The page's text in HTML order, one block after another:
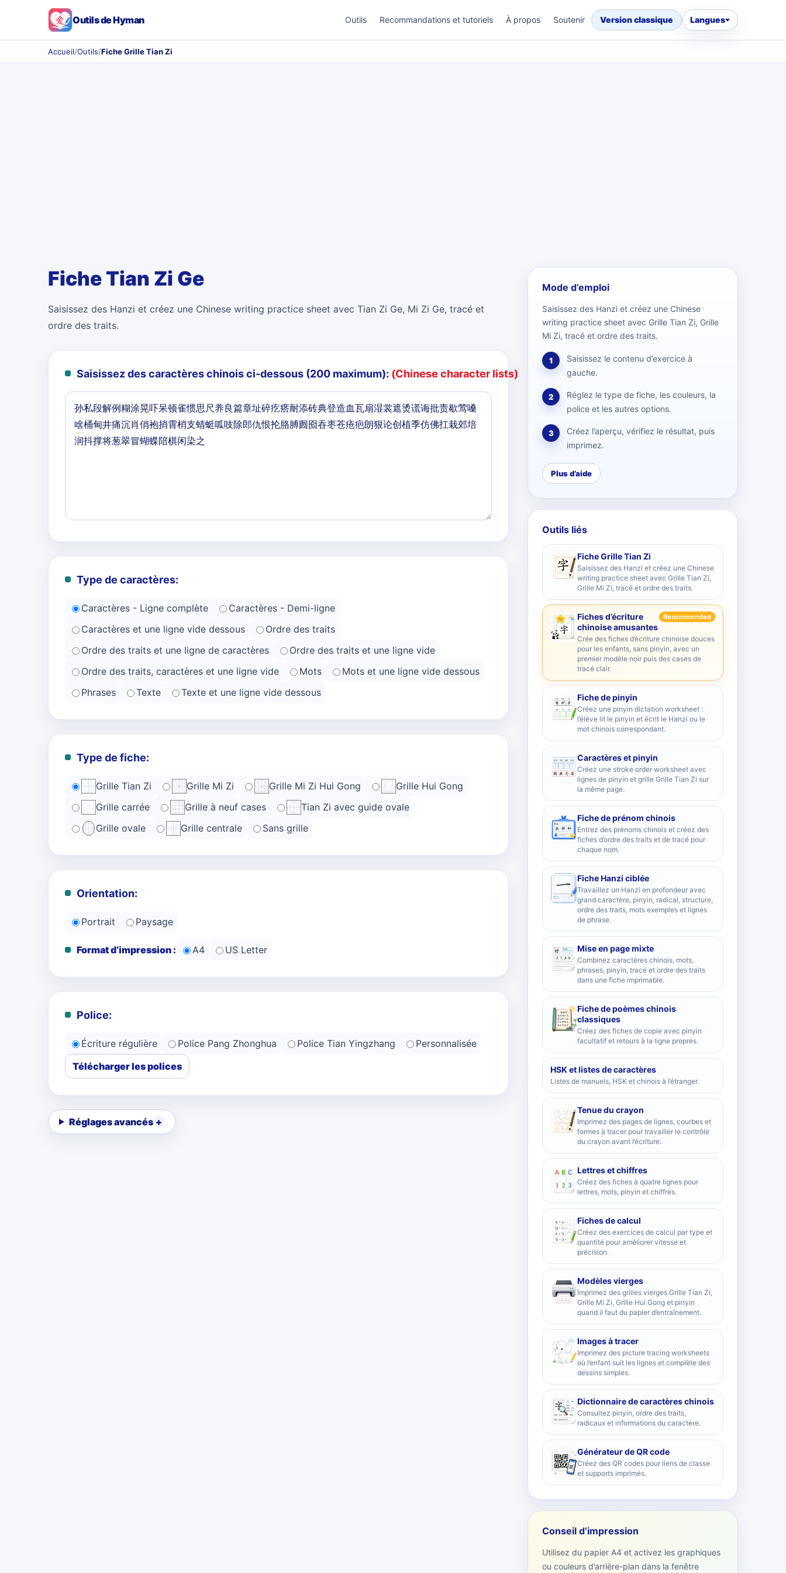
Outils de Hyman Outils Recommandations et tutoriels À propos Soutenir Version classique Langues
Accueil/Outils/Fiche Grille Tian Zi
Fiche Tian Zi Ge
Saisissez des Hanzi et créez une Chinese writing practice sheet avec Tian Zi Ge, Mi Zi Ge, tracé et
ordre des traits.
Saisissez des caractères chinois ci-dessous (200 maximum): (Chinese character lists)
Type de caractères:
Caractères - Ligne complète
Caractères - Demi-ligne
Caractères et une ligne vide dessous
Ordre des traits
Ordre des traits et une ligne de caractères
Ordre des traits et une ligne vide
Ordre des traits, caractères et une ligne vide
Mots
Mots et une ligne vide dessous
Phrases
Texte Texte et une ligne vide dessous
Type de fiche:
Grille Tian Zi Grille Mi Zi Grille Mi Zi Hui Gong
Grille Hui Gong
Grille carrée
Grille à neuf cases
Tian Zi avec guide ovale
Grille ovale
Grille centrale Sans grille
Orientation:
Portrait Paysage
Format d’impression : A4 US Letter
Police:
Écriture régulière Police Pang Zhonghua Police Tian Yingzhang
Personnalisée
Télécharger les polices
Réglages avancés
Mode d’emploi
Saisissez des Hanzi et créez une Chinese
writing practice sheet avec Grille Tian Zi, Grille
Mi Zi, tracé et ordre des traits.
1
Saisissez le contenu d’exercice à
gauche.
2
Réglez le type de fiche, les couleurs, la
police et les autres options.
3
Créez l’aperçu, vérifiez le résultat, puis
imprimez.
Plus d’aide
Outils liés
Fiche Grille Tian Zi
Saisissez des Hanzi et créez une Chinese
writing practice sheet avec Grille Tian Zi,
Grille Mi Zi, tracé et ordre des traits.
Fiches d’écriture
chinoise amusantes
Recommended
Crée des fiches d’écriture chinoise douces
pour les enfants, sans pinyin, avec un
premier modèle noir puis des cases de
tracé clair.
Fiche de pinyin
Créez une pinyin dictation worksheet :
l’élève lit le pinyin et écrit le Hanzi ou le
mot chinois correspondant.
Caractères et pinyin
Créez une stroke order worksheet avec
lignes de pinyin et grille Grille Tian Zi sur
la même page.
Fiche de prénom chinois
Entrez des prénoms chinois et créez des
fiches d’ordre des traits et de tracé pour
chaque nom.
Fiche Hanzi ciblée
Travaillez un Hanzi en profondeur avec
grand caractère, pinyin, radical, structure,
ordre des traits, mots exemples et lignes
de phrase.
Mise en page mixte
Combinez caractères chinois, mots,
phrases, pinyin, tracé et ordre des traits
dans une fiche imprimable.
Fiche de poèmes chinois
classiques
Créez des fiches de copie avec pinyin
facultatif et retours à la ligne propres.
HSK et listes de caractères
Listes de manuels, HSK et chinois à l’étranger.
Tenue du crayon
Imprimez des pages de lignes, courbes et
formes à tracer pour travailler le contrôle
du crayon avant l’écriture.
Lettres et chiffres
Créez des fiches à quatre lignes pour
lettres, mots, pinyin et chiffres.
Fiches de calcul
Créez des exercices de calcul par type et
quantité pour améliorer vitesse et
précision.
Modèles vierges
Imprimez des grilles vierges Grille Tian Zi,
Grille Mi Zi, Grille Hui Gong et pinyin
quand il faut du papier d’entraînement.
Images à tracer
Imprimez des picture tracing worksheets
où l’enfant suit les lignes et complète des
dessins simples.
Dictionnaire de caractères chinois
Consultez pinyin, ordre des traits,
radicaux et informations du caractère.
Générateur de QR code
Créez des QR codes pour liens de classe
et supports imprimés.
Conseil d’impression
Utilisez du papier A4 et activez les graphiques
ou couleurs d’arrière-plan dans la fenêtre